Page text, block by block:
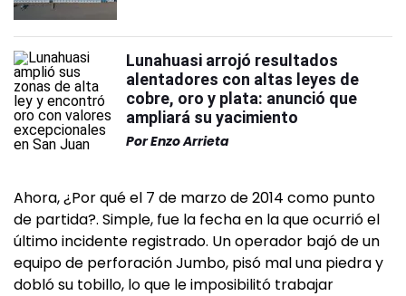
Lunahuasi arrojó resultados
alentadores con altas leyes de
cobre, oro y plata: anunció que
ampliará su yacimiento
PorEnzo Arrieta
Ahora, ¿Por qué el 7 de marzo de 2014 como punto
de partida?. Simple, fue la fecha en la que ocurrió el
último incidente registrado. Un operador bajó de un
equipo de perforación Jumbo, pisó mal una piedra y
dobló su tobillo, lo que le imposibilitó trabajar